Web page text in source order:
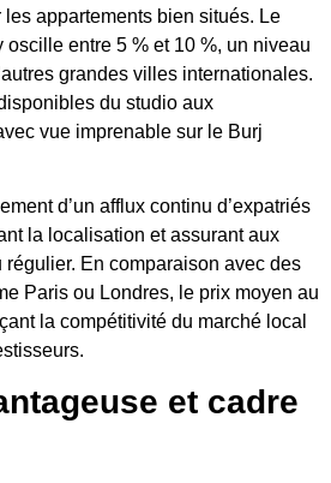
appartements bien situés. Le
oscille entre 5 % et 10 %, un niveau
grandes villes internationales.
du studio aux
vue imprenable sur le Burj
d’un afflux continu d’expatriés
la localisation et assurant aux
régulier. En comparaison avec des
Paris ou Londres, le prix moyen au
la compétitivité du marché local
et cadre